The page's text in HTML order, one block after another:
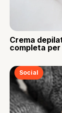
Crema
completa
Social